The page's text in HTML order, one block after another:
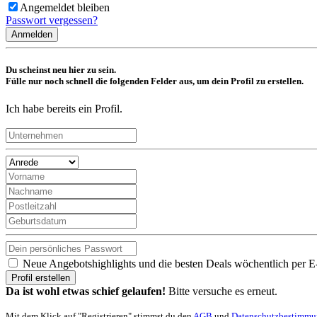
Angemeldet bleiben
Passwort vergessen?
Anmelden
Du scheinst neu hier zu sein.
Fülle nur noch schnell die folgenden Felder aus, um dein Profil zu erstellen.
Ich habe bereits ein Profil.
Neue Angebotshighlights und die besten Deals wöchentlich per
Profil erstellen
Da ist wohl etwas schief gelaufen! Bitte versuche es erneut.